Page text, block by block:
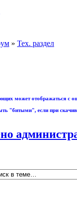
» Тех. раздел
может отображаться с
"битыми", если при